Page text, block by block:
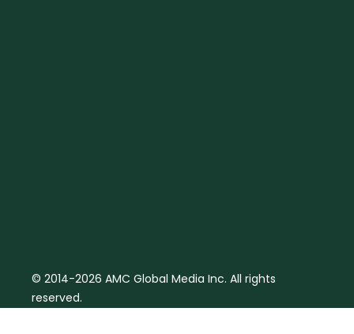
© 2014-2026 AMC Global Media Inc. All rights
reserved.